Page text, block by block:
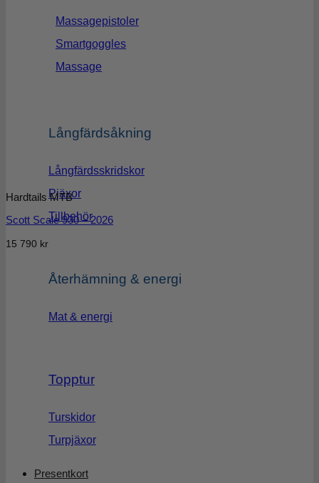
Massagepistoler
Smartgoggles
Massage
Långfärdsåkning
Långfärdsskridskor
Pjäxor
Tillbehör
Återhämning & energi
Mat & energi
Topptur
Turskidor
Turpjäxor
Presentkort
Hardtails MTB
Scott Scale 930 – 2026
15 790 kr